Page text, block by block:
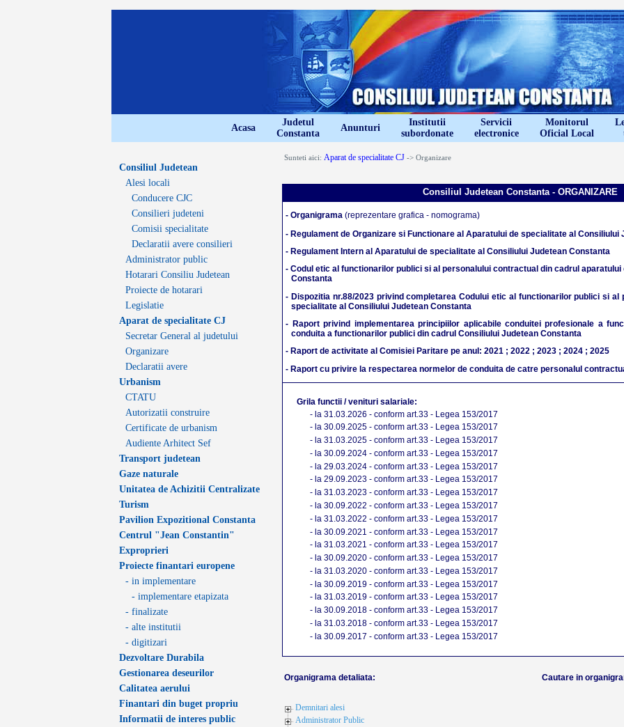
Acasa
Judetul
Constanta
Anunturi
Institutii
subordonate
Servicii
electronice
Monitorul
Oficial Local
Consiliul Judetean
Alesi locali
Conducere CJC
Consilieri judeteni
Comisii specialitate
Declaratii avere consilieri
Administrator public
Hotarari Consiliu Judetean
Proiecte de hotarari
Legislatie
Aparat de specialitate CJ
Secretar General al judetului
Organizare
Declaratii avere
Urbanism
CTATU
Autorizatii construire
Certificate de urbanism
Audiente Arhitect Sef
Transport judetean
Gaze naturale
Unitatea de Achizitii Centralizate
Turism
Pavilion Expozitional Constanta
Centrul "Jean Constantin"
Exproprieri
Proiecte finantari europene
- in implementare
- implementare etapizata
- finalizate
- alte institutii
- digitizari
Dezvoltare Durabila
Gestionarea deseurilor
Calitatea aerului
Finantari din buget propriu
Informatii de interes public
Sunteti aici: Aparat de specialitate CJ -> Organizare
Consiliul Judetean Constanta -
- Organigrama (reprezentare grafica - nomograma)
- Regulament de Organizare si Functionare al Aparatului de specialitate al Consiliului
- Regulament Intern al Aparatului de specialitate al Consiliului Judetean Constanta
- Codul etic al functionarilor publici si al personalului contractual din cadrul
Constanta
- Dispozitia nr.88/2023 privind completarea Codului etic al functionarilor publici si
specialitate al Consiliului Judetean Constanta
- Raport privind implementarea principiilor aplicabile conduitei profesionale a
conduita a functionarilor publici din cadrul Consiliului Judetean Constanta
- Raport de activitate al Comisiei Paritare pe anul:2021 ;2022 ;2023 ;2024 ;2025
- Raport cu privire la respectarea normelor de conduita de catre personalul
Grila functii / venituri salariale:
- la 31.03.2026 - conform art.33 - Legea 153/2017
- la 30.09.2025 - conform art.33 - Legea 153/2017
- la 31.03.2025 - conform art.33 - Legea 153/2017
- la 30.09.2024 - conform art.33 - Legea 153/2017
- la 29.03.2024 - conform art.33 - Legea 153/2017
- la 29.09.2023 - conform art.33 - Legea 153/2017
- la 31.03.2023 - conform art.33 - Legea 153/2017
- la 30.09.2022 - conform art.33 - Legea 153/2017
- la 31.03.2022 - conform art.33 - Legea 153/2017
- la 30.09.2021 - conform art.33 - Legea 153/2017
- la 31.03.2021 - conform art.33 - Legea 153/2017
- la 30.09.2020 - conform art.33 - Legea 153/2017
- la 31.03.2020 - conform art.33 - Legea 153/2017
- la 30.09.2019 - conform art.33 - Legea 153/2017
- la 31.03.2019 - conform art.33 - Legea 153/2017
- la 30.09.2018 - conform art.33 - Legea 153/2017
- la 31.03.2018 - conform art.33 - Legea 153/2017
- la 30.09.2017 - conform art.33 - Legea 153/2017
Organigrama detaliata: Cautare in
Demnitari alesi
Administrator Public